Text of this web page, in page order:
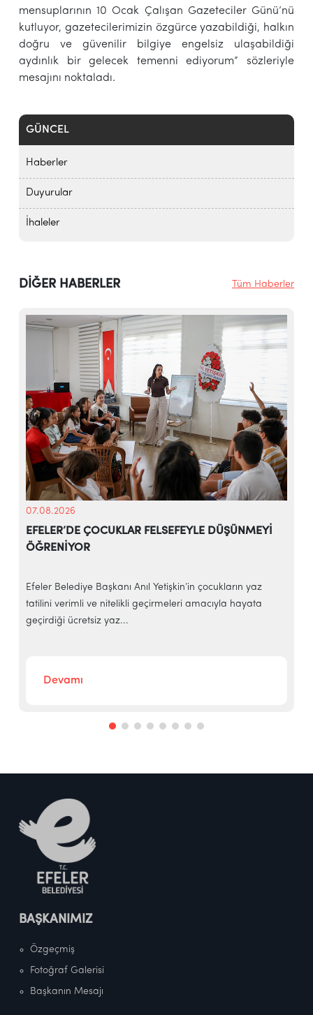
GÜNCEL
Haberler
Duyurular
İhaleler
mensuplarının 10 Ocak Çalışan Gazeteciler Günü’nü
kutluyor, gazetecilerimizin özgürce yazabildiği, halkın
doğru ve güvenilir bilgiye engelsiz ulaşabildiği
aydınlık bir gelecek temenni ediyorum” sözleriyle
mesajını noktaladı.
DİĞER HABERLER Tüm Haberler
07.08.2026
EFELER’DE ÇOCUKLAR FELSEFEYLE DÜŞÜNMEYİ
ÖĞRENİYOR
Efeler Belediye Başkanı Anıl Yetişkin’in çocukların yaz
tatilini verimli ve nitelikli geçirmeleri amacıyla hayata
geçirdiği ücretsiz yaz...
Devamı
BAŞKANIMIZ
Özgeçmiş
Fotoğraf Galerisi
Başkanın Mesajı